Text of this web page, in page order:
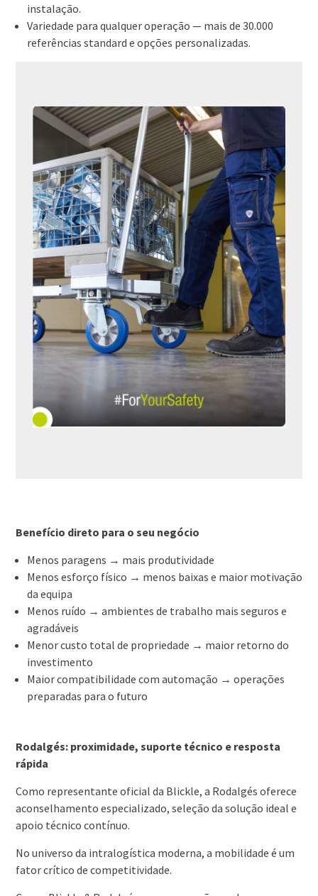
instalação.
Variedade para qualquer operação — mais de 30.000
referências standard e opções personalizadas.
Benefício direto para o seu negócio
Menos paragens → mais produtividade
Menos esforço físico → menos baixas e maior motivação
da equipa
Menos ruído → ambientes de trabalho mais seguros e
agradáveis
Menor custo total de propriedade → maior retorno do
investimento
Maior compatibilidade com automação → operações
preparadas para o futuro
Rodalgés: proximidade, suporte técnico e resposta
rápida
Como representante oficial da Blickle, a Rodalgés oferece
aconselhamento especializado, seleção da solução ideal e
apoio técnico contínuo.
No universo da intralogística moderna, a mobilidade é um
fator crítico de competitividade.